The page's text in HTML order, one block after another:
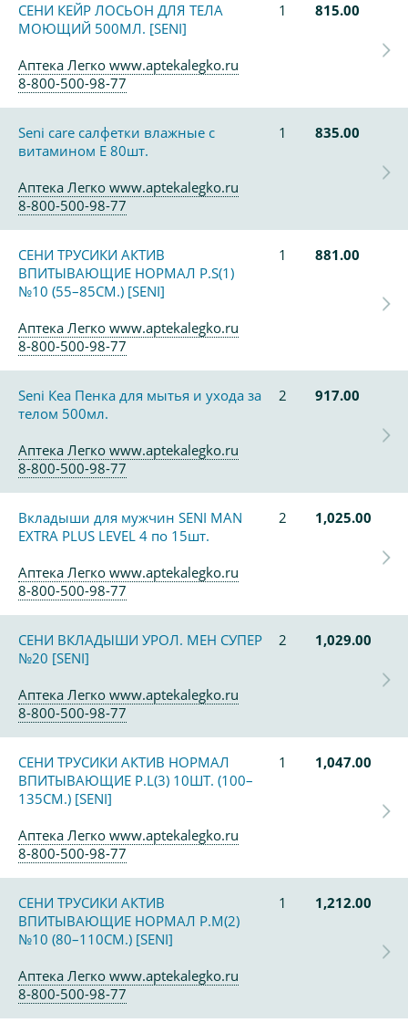
СЕНИ КЕЙР ЛОСЬОН ДЛЯ ТЕЛА
МОЮЩИЙ 500МЛ. [SENI]
1 815.00
Аптека Легко www.aptekalegko.ru
8-800-500-98-77
Seni care салфетки влажные с
витамином Е 80шт.
1 835.00
Аптека Легко www.aptekalegko.ru
8-800-500-98-77
СЕНИ ТРУСИКИ АКТИВ
ВПИТЫВАЮЩИЕ НОРМАЛ Р.S(1)
№10 (55–85СМ.) [SENI]
1 881.00
Аптека Легко www.aptekalegko.ru
8-800-500-98-77
Seni Кеа Пенка для мытья и ухода за
телом 500мл.
2 917.00
Аптека Легко www.aptekalegko.ru
8-800-500-98-77
Вкладыши для мужчин SENI MAN
EXTRA PLUS LEVEL 4 по 15шт.
2 1,025.00
Аптека Легко www.aptekalegko.ru
8-800-500-98-77
СЕНИ ВКЛАДЫШИ УРОЛ. МЕН СУПЕР
№20 [SENI]
2 1,029.00
Аптека Легко www.aptekalegko.ru
8-800-500-98-77
СЕНИ ТРУСИКИ АКТИВ НОРМАЛ
ВПИТЫВАЮЩИЕ Р.L(3) 10ШТ. (100–
135СМ.) [SENI]
1 1,047.00
Аптека Легко www.aptekalegko.ru
8-800-500-98-77
СЕНИ ТРУСИКИ АКТИВ
ВПИТЫВАЮЩИЕ НОРМАЛ Р.M(2)
№10 (80–110СМ.) [SENI]
1 1,212.00
Аптека Легко www.aptekalegko.ru
8-800-500-98-77